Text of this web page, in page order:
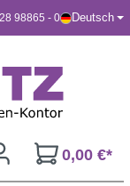
98865 - 0 Deutsch
0,00 €*